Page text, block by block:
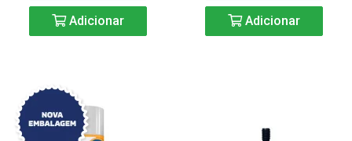
Adicionar Adicionar